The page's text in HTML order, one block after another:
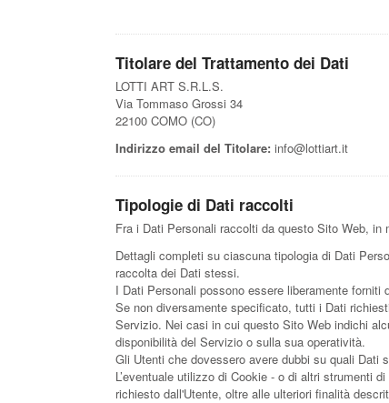
Titolare del Trattamento dei Dati
LOTTI ART S.R.L.S.
Via Tommaso Grossi 34
22100 COMO (CO)
Indirizzo email del Titolare: info@lottiart.it
Tipologie di Dati raccolti
Fra i Dati Personali raccolti da questo Sito Web,
Dettagli completi su ciascuna tipologia di Dati
raccolta dei Dati stessi.
I Dati Personali possono essere liberamente
Se non diversamente specificato, tutti i Dati
Servizio. Nei casi in cui questo Sito Web indichi
disponibilità del Servizio o sulla sua operatività.
Gli Utenti che dovessero avere dubbi su quali Dati
L’eventuale utilizzo di Cookie - o di altri strumenti
richiesto dall'Utente, oltre alle ulteriori finalità